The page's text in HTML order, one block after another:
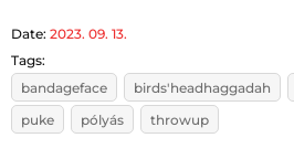
Date: 2023. 09. 13.
Tags:
bandageface
birds'headhaggadah
puke
pólyás throwup